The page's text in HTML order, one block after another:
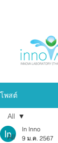
โพสต์
All
All
ln lnno
9 ม.ค. 2567